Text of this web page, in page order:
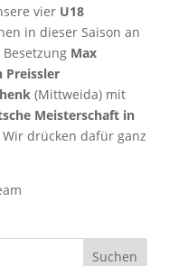
vier U18
in dieser Saison an
Max
Preissler
(Mittweida) mit
Meisterschaft in
Wir drücken dafür ganz